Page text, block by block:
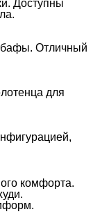
Доступны
Отличный
для
комфорта.